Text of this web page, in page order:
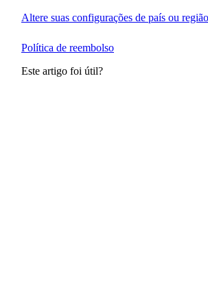
Altere suas configurações de país ou região
Política de reembolso
Este artigo foi útil?